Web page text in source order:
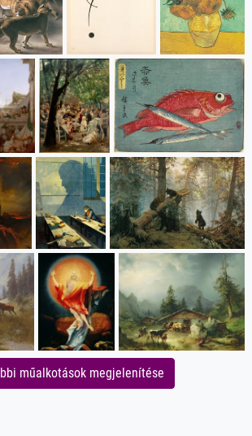
műalkotások megjelenítése